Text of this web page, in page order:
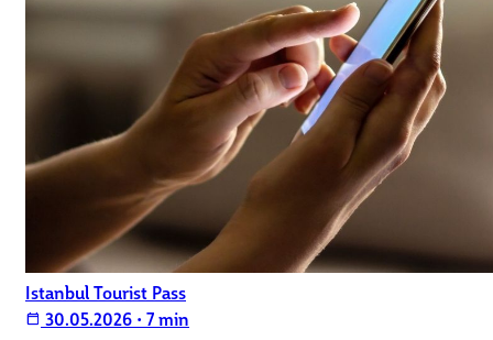
Istanbul Tourist Pass
calendar_today 30.05.2026 • 7 min